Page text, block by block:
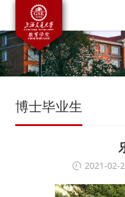
博士毕业生
2021-02-